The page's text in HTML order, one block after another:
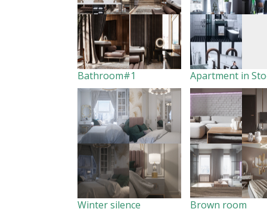
Bathroom#1
Winter silence Brown room